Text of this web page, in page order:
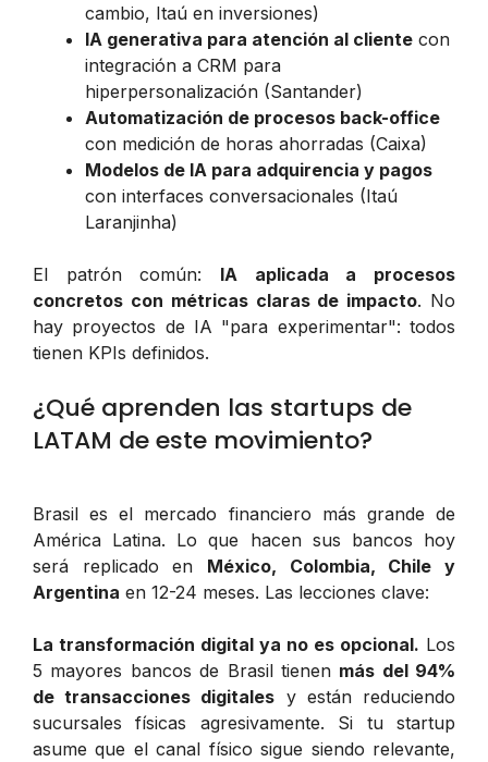
cambio, Itaú en inversiones)
IA generativa para atención al cliente con
integración a CRM para
hiperpersonalización (Santander)
Automatización de procesos back-office
con medición de horas ahorradas (Caixa)
Modelos de IA para adquirencia y pagos
con interfaces conversacionales (Itaú
Laranjinha)
El patrón común: IA aplicada a procesos
concretos con métricas claras de impacto. No
hay proyectos de IA "para experimentar": todos
tienen KPIs definidos.
¿Qué aprenden las startups de
LATAM de este movimiento?
Brasil es el mercado financiero más grande de
América Latina. Lo que hacen sus bancos hoy
será replicado en México, Colombia, Chile y
Argentina en 12-24 meses. Las lecciones clave:
La transformación digital ya no es opcional. Los
5 mayores bancos de Brasil tienen más del 94%
de transacciones digitales y están reduciendo
sucursales físicas agresivamente. Si tu startup
asume que el canal físico sigue siendo relevante,